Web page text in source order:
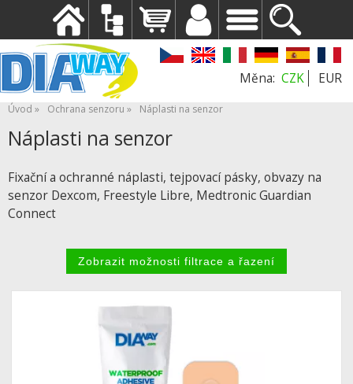
CZK EUR
Úvod Ochrana senzoru Náplasti na senzor
Náplasti na senzor
Fixační a ochranné náplasti, tejpovací pásky, obvazy na
senzor Dexcom, Freestyle Libre, Medtronic Guardian
Connect